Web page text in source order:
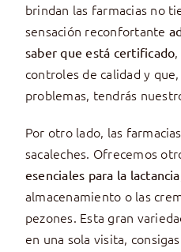
brindan las farmacias no
sensación reconfortante
saber que está certificado
controles de calidad y
problemas, tendrás
Por otro lado, las
sacaleches. Ofrecemos
esenciales para la lactancia
almacenamiento o las
pezones. Esta gran
en una sola visita,